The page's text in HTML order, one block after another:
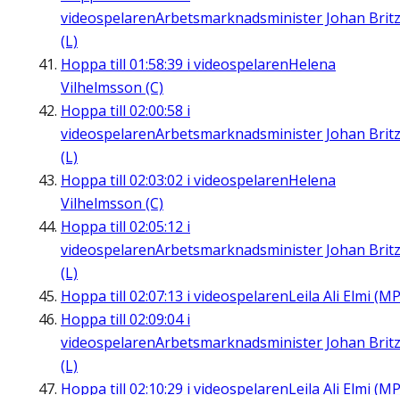
videospelarenArbetsmarknadsminister Johan Britz
(L)
Hoppa till 01:58:39 i videospelarenHelena
Vilhelmsson (C)
Hoppa till 02:00:58 i
videospelarenArbetsmarknadsminister Johan Britz
(L)
Hoppa till 02:03:02 i videospelarenHelena
Vilhelmsson (C)
Hoppa till 02:05:12 i
videospelarenArbetsmarknadsminister Johan Britz
(L)
Hoppa till 02:07:13 i videospelarenLeila Ali Elmi
Hoppa till 02:09:04i
videospelarenArbetsmarknadsminister Johan Britz
(L)
Hoppa till 02:10:29 i videospelarenLeila Ali Elmi